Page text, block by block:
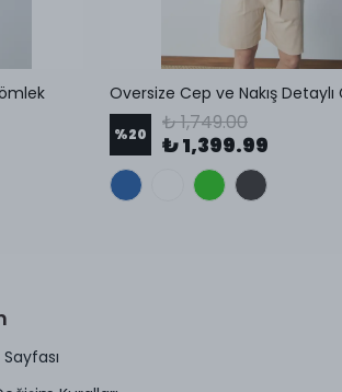
Oversize Cep ve Nakış
%20 ₺ 1,749.00
₺ 1,399.99